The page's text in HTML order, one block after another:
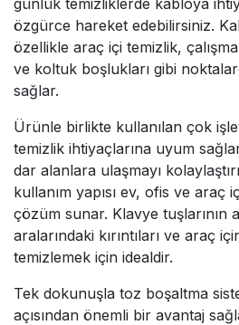
özgürce hareket edebilirsiniz.
özellikle araç içi temizlik,
ve koltuk boşlukları gibi
sağlar.
Ürünle birlikte kullanılan çok
temizlik ihtiyaçlarına uyum
dar alanlara ulaşmayı
kullanım yapısı ev, ofis ve araç
çözüm sunar. Klavye tuşlarının
aralarındaki kırıntıları ve araç
temizlemek için idealdir.
Tek dokunuşla toz boşaltma
açısından önemli bir avantaj